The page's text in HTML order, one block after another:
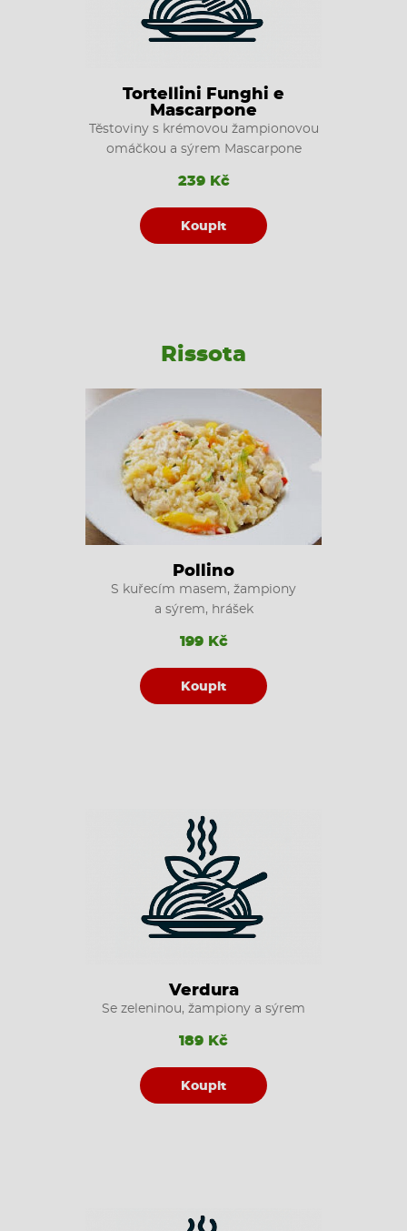
Tortellini Funghi e
Mascarpone
Těstoviny s krémovou žampionovou
omáčkou a sýrem Mascarpone
239 Kč
Koupit
Rissota
Pollino
S kuřecím masem, žampiony
a sýrem, hrášek
199 Kč
Koupit
Verdura
Se zeleninou, žampiony a sýrem
189 Kč
Koupit